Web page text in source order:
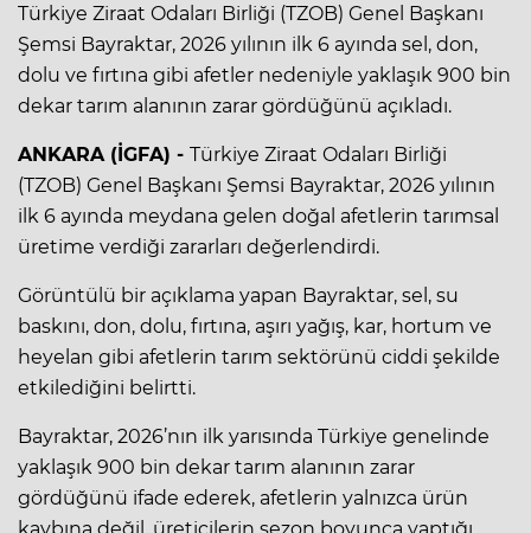
Türkiye Ziraat Odaları Birliği (TZOB) Genel Başkanı
Şemsi Bayraktar, 2026 yılının ilk 6 ayında sel, don,
dolu ve fırtına gibi afetler nedeniyle yaklaşık 900 bin
dekar tarım alanının zarar gördüğünü açıkladı.
ANKARA (İGFA) - Türkiye Ziraat Odaları Birliği
(TZOB) Genel Başkanı Şemsi Bayraktar, 2026 yılının
ilk 6 ayında meydana gelen doğal afetlerin tarımsal
üretime verdiği zararları değerlendirdi.
Görüntülü bir açıklama yapan Bayraktar, sel, su
baskını, don, dolu, fırtına, aşırı yağış, kar, hortum ve
heyelan gibi afetlerin tarım sektörünü ciddi şekilde
etkilediğini belirtti.
Bayraktar, 2026’nın ilk yarısında Türkiye genelinde
yaklaşık 900 bin dekar tarım alanının zarar
gördüğünü ifade ederek, afetlerin yalnızca ürün
kaybına değil, üreticilerin sezon boyunca yaptığı